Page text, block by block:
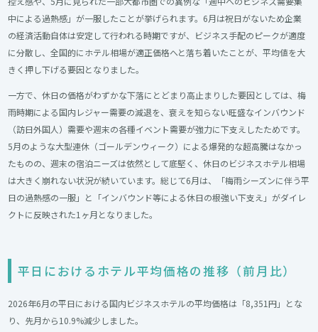
中による過熱感」が一服したことが挙げられます。6月は祝日がないため企業
の経済活動自体は安定して行われる時期ですが、ビジネス手配のピークが適度
に分散し、全国的にホテル相場が適正価格へと落ち着いたことが、平均値を大
きく押し下げる要因となりました。
一方で、休日の価格がわずかな下落にとどまり高止まりした要因としては、梅
雨時期による国内レジャー需要の減退を、衰えを知らない旺盛なインバウンド
（訪日外国人）需要や週末の各種イベント需要が強力に下支えしたためです。
5月のような大型連休（ゴールデンウィーク）による爆発的な超高騰はなかっ
たものの、週末の宿泊ニーズは依然として底堅く、休日のビジネスホテル相場
は大きく崩れない状況が続いています。総じて6月は、「梅雨シーズンに伴う平
日の過熱感の一服」と「インバウンド等による休日の根強い下支え」がダイレ
クトに反映された1ヶ月となりました。
平日におけるホテル平均価格の推移（前月比）
2026年6月の平日における国内ビジネスホテルの平均価格は「8,351円」とな
り、先月から10.9%減少しました。